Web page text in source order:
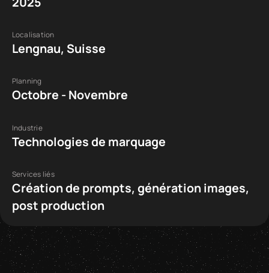
Localisation
Lengnau, Suisse
Planning
Octobre - Novembre
Industrie
Technologies de marquage
Services liés
Création de prompts, génération images,
post production